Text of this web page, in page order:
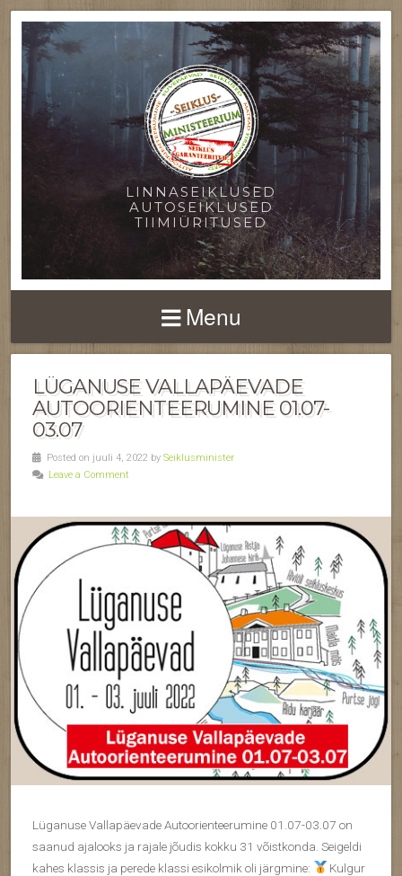
LINNASEIKLUSED
AUTOSEIKLUSED
TIIMIÜRITUSED
Menu
LÜGANUSE VALLAPÄEVADE
AUTOORIENTEERUMINE 01.07-
03.07
Posted on juuli 4, 2022 by Seiklusminister
Leave a Comment
Lüganuse Vallapäevade Autoorienteerumine 01.07-03.07 on
saanud ajalooks ja rajale jõudis kokku 31 võistkonda. Seigeldi
kahes klassis ja perede klassi esikolmik oli järgmine:
Kulgur